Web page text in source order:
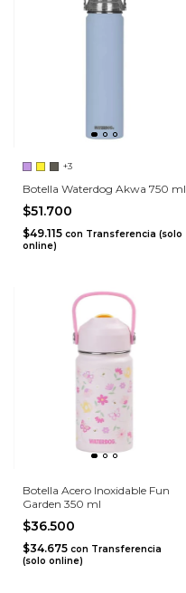
+3
Botella Waterdog Akwa 750 ml
$51.700
$49.115 con Transferencia (solo
online)
Botella Acero Inoxidable Fun
Garden 350 ml
$36.500
$34.675 con Transferencia
(solo online)